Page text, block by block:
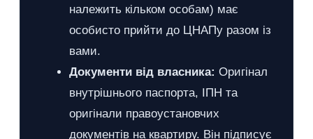
належить кільком особам) має
особисто прийти до ЦНАПу разом із
вами.
Документи від власника: Оригінал
внутрішнього паспорта, ІПН та
оригінали правоустановчих
документів на квартиру. Він підписує